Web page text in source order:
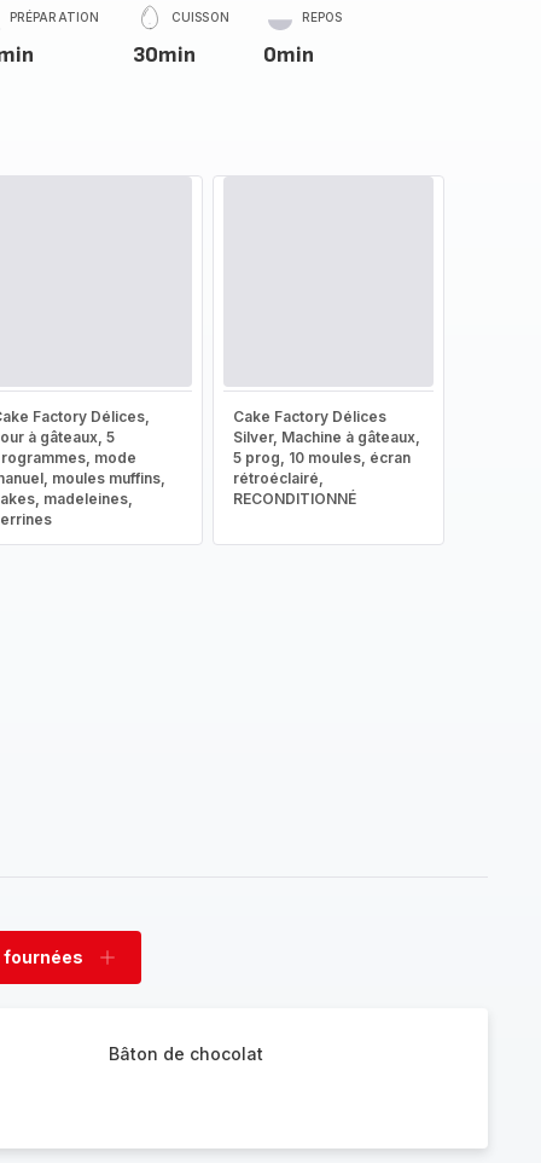
PRÉPARATION CUISSON
30min
REPOS
0min
Factory Délices,
à gâteaux, 5
mode
moules muffins,
madeleines,
Cake Factory Délices
Silver, Machine à gâteaux,
5 prog, 10 moules, écran
rétroéclairé,
RECONDITIONNÉ
fournées
Ajouter
Bâton de chocolat